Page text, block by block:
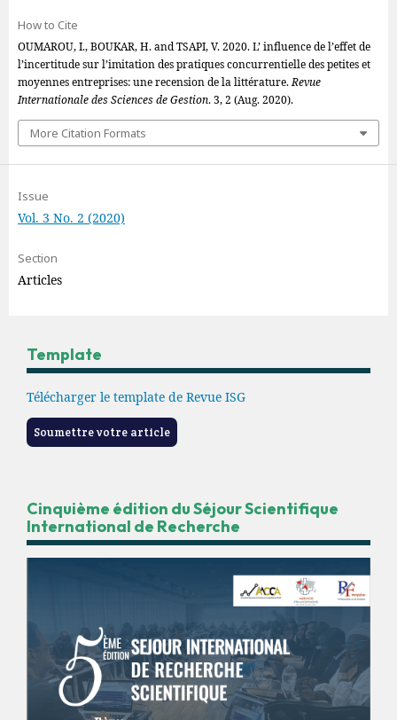
How to Cite
OUMAROU, I., BOUKAR, H. and TSAPI, V. 2020. L’ influence de l’effet de
l’incertitude sur l’imitation des pratiques concurrentielle des petites et
moyennes entreprises: une recension de la littérature.Revue
Internationale des Sciences de Gestion. 3, 2 (Aug. 2020).
More Citation Formats
Issue
Vol. 3 No. 2 (2020)
Section
Articles
Template
Télécharger le template de Revue ISG
Soumettre votre article
Cinquième édition du Séjour Scientifique
International de Recherche